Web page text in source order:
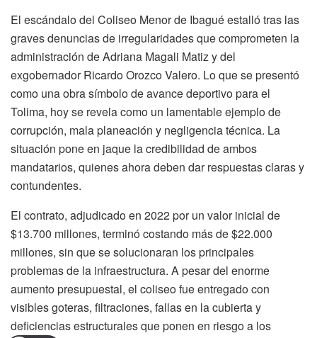
El escándalo del Coliseo Menor de Ibagué estalló tras las
graves denuncias de irregularidades que comprometen la
administración de Adriana Magali Matiz y del
exgobernador Ricardo Orozco Valero. Lo que se presentó
como una obra símbolo de avance deportivo para el
Tolima, hoy se revela como un lamentable ejemplo de
corrupción, mala planeación y negligencia técnica. La
situación pone en jaque la credibilidad de ambos
mandatarios, quienes ahora deben dar respuestas claras y
contundentes.
El contrato, adjudicado en 2022 por un valor inicial de
$13.700 millones, terminó costando más de $22.000
millones, sin que se solucionaran los principales
problemas de la infraestructura. A pesar del enorme
aumento presupuestal, el coliseo fue entregado con
visibles goteras, filtraciones, fallas en la cubierta y
deficiencias estructurales que ponen en riesgo a los